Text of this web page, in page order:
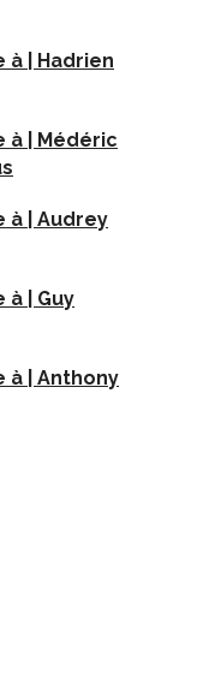
à | Hadrien
à | Médéric
à | Audrey
à | Guy
à | Anthony